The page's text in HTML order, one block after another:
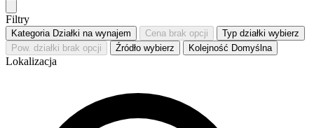
Filtry
Kategoria Działki na wynajem Cena brak opcji Typ działki wybierz
Pow. działki brak opcji Źródło wybierz Kolejność Domyślna
Lokalizacja